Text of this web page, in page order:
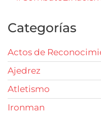
Categorías
Actos de
Ajedrez
Atletismo
Ironman